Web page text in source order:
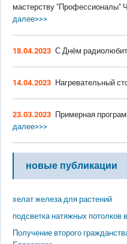
мастерству "Профессионалы"
далее>>>
18.04.2023 С Днём
14.04.2023 Нагревательный
23.03.2023 Примерная
далее>>>
новые публикации
хелат железа для растений
подсветка натяжных потолков
Получение второго